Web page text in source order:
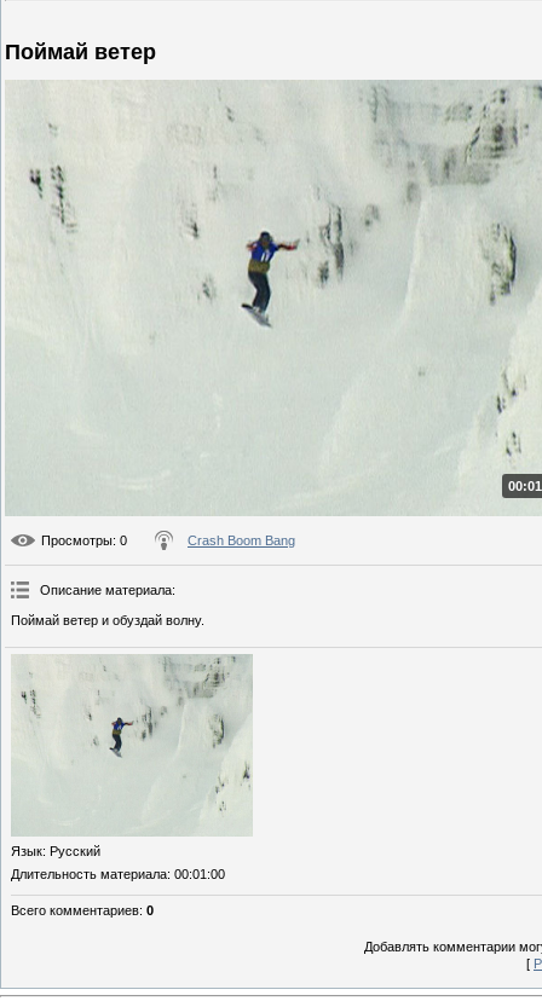
Поймай ветер
Просмотры: 0 Crash Boom Bang
Описание материала:
Поймай ветер и обуздай волну.
Язык: Русский
Длительность материала: 00:01:00
Всего комментариев: 0
Добавлять комментарии
[